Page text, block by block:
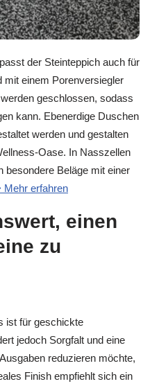
der Steinteppich auch für
mit einem Porenversiegler
geschlossen, sodass
kann. Ebenerdige Duschen
werden und gestalten
Oase. In Nasszellen
besondere Beläge mit einer
Mehr erfahren
einen
zu
ist für geschickte
jedoch Sorgfalt und eine
reduzieren möchte,
Finish empfiehlt sich ein